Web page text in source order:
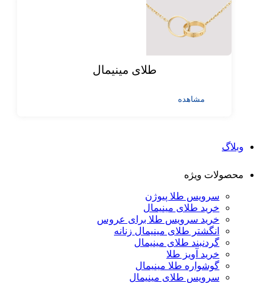
طلای مینیمال
مشاهده
وبلاگ
محصولات ویژه
سرویس طلا پیوژن
خرید طلای مینیمال
خرید سرویس طلا برای عروس
انگشتر طلای مینیمال زنانه
گردنبند طلای مینیمال
خرید آویز طلا
گوشواره طلا مینیمال
سرویس طلای مینیمال